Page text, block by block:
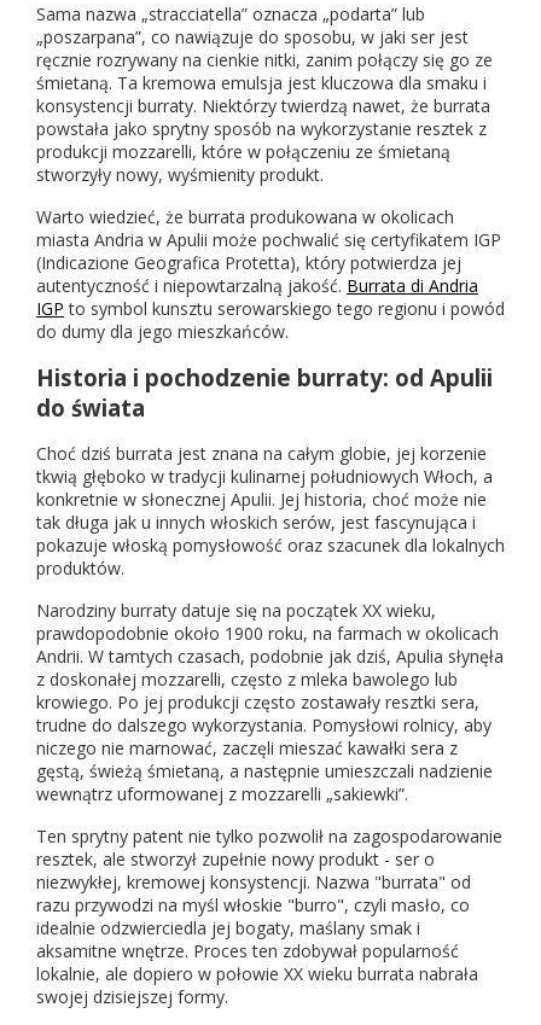
Sama nazwa „stracciatella” oznacza „podarta” lub
„poszarpana”, co nawiązuje do sposobu, w jaki ser jest
ręcznie rozrywany na cienkie nitki, zanim połączy się go ze
śmietaną. Ta kremowa emulsja jest kluczowa dla smaku i
konsystencji burraty. Niektórzy twierdzą nawet, że burrata
powstała jako sprytny sposób na wykorzystanie resztek z
produkcji mozzarelli, które w połączeniu ze śmietaną
stworzyły nowy, wyśmienity produkt.
Warto wiedzieć, że burrata produkowana w okolicach
miasta Andria w Apulii może pochwalić się certyfikatem IGP
(Indicazione Geografica Protetta), który potwierdza jej
autentyczność i niepowtarzalną jakość. Burrata di Andria
IGP to symbol kunsztu serowarskiego tego regionu i powód
do dumy dla jego mieszkańców.
Historia i pochodzenie burraty: od Apulii
do świata
Choć dziś burrata jest znana na całym globie, jej korzenie
tkwią głęboko w tradycji kulinarnej południowych Włoch, a
konkretnie w słonecznej Apulii. Jej historia, choć może nie
tak długa jak u innych włoskich serów, jest fascynująca i
pokazuje włoską pomysłowość oraz szacunek dla lokalnych
produktów.
Narodziny burraty datuje się na początek XX wieku,
prawdopodobnie około 1900 roku, na farmach w okolicach
Andrii. W tamtych czasach, podobnie jak dziś, Apulia słynęła
z doskonałej mozzarelli, często z mleka bawolego lub
krowiego. Po jej produkcji często zostawały resztki sera,
trudne do dalszego wykorzystania. Pomysłowi rolnicy, aby
niczego nie marnować, zaczęli mieszać kawałki sera z
gęstą, świeżą śmietaną, a następnie umieszczali nadzienie
wewnątrz uformowanej z mozzarelli „sakiewki”.
Ten sprytny patent nie tylko pozwolił na zagospodarowanie
resztek, ale stworzył zupełnie nowy produkt - ser o
niezwykłej, kremowej konsystencji. Nazwa "burrata" od
razu przywodzi na myśl włoskie "burro", czyli masło, co
idealnie odzwierciedla jej bogaty, maślany smak i
aksamitne wnętrze. Proces ten zdobywał popularność
lokalnie, ale dopiero w połowie XX wieku burrata nabrała
swojej dzisiejszej formy.